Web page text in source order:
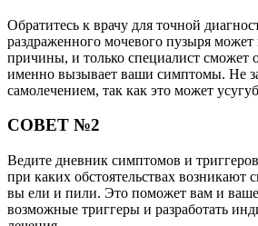
Обратитесь к врачу для точной
раздраженного мочевого пузыря
причины, и только специалист сможет
именно вызывает ваши симптомы. Не
самолечением, так как это может
СОВЕТ №2
Ведите дневник симптомов и
при каких обстоятельствах возникают
вы ели и пили. Это поможет вам и
возможные триггеры и разработать